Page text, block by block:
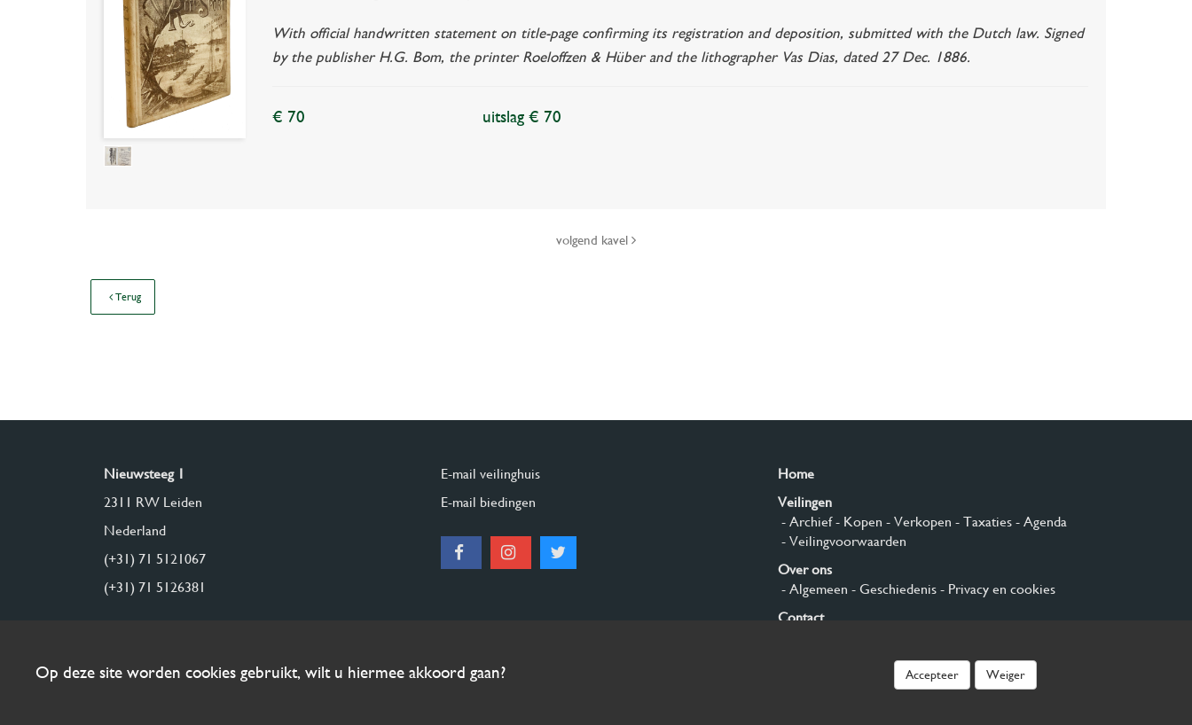
With official handwritten statement on title-page confirming its registration and deposition, submitted with the Dutch law. Signed
by the publisher H.G. Bom, the printer Roeloffzen & Hüber and the lithographer Vas Dias, dated 27 Dec. 1886.
€ 70 uitslag € 70
volgend kavel
Terug
Nieuwsteeg 1
2311 RW Leiden
Nederland
(+31) 71 5121067
(+31) 71 5126381
E-mail veilinghuis
E-mail biedingen
Home
Veilingen
- Archief- Kopen - Verkopen - Taxaties- Agenda
- Veilingvoorwaarden
Over ons
- Algemeen - Geschiedenis- Privacy en cookies
Contact
Op deze site worden cookies gebruikt, wilt u hiermee akkoord gaan? Accepteer Weiger